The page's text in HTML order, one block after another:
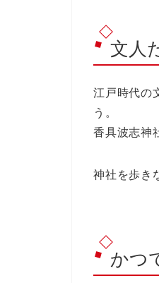
文人
江戸時代の
う。
香具波志神
神社を歩き
かつ